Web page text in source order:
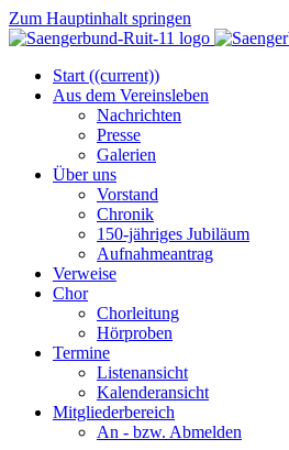
Zum Hauptinhalt springen
Start ((current))
Aus dem Vereinsleben
Nachrichten
Presse
Galerien
Über uns
Vorstand
Chronik
150-jähriges Jubiläum
Aufnahmeantrag
Verweise
Chor
Chorleitung
Hörproben
Termine
Listenansicht
Kalenderansicht
Mitgliederbereich
An - bzw. Abmelden